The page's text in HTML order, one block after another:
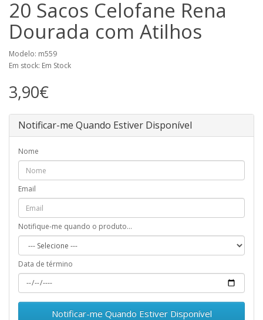
20 Sacos Celofane Rena
Dourada com Atilhos
Modelo: m559
Em stock: Em Stock
3,90€
Notificar-me Quando Estiver Disponível
Nome
Email
Notifique-me quando o produto...
Data de término
Notificar-me Quando Estiver Disponível